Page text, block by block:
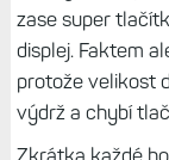
zase super
displej. Faktem
protože velikost
výdrž a chybí